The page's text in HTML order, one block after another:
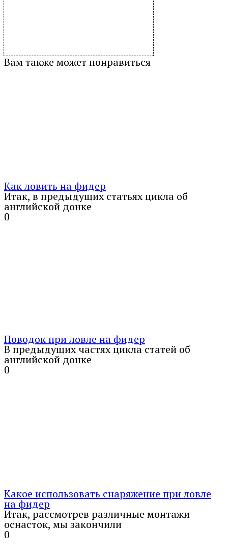
Вам также может понравиться
Как ловить на фидер
Итак, в предыдущих статьях цикла об
английской донке
0
Поводок при ловле на фидер
В предыдущих частях цикла статей об
английской донке
0
Какое использовать снаряжение при ловле
на фидер
Итак, рассмотрев различные монтажи
оснасток, мы закончили
0